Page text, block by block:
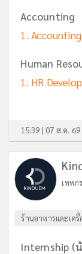
Accounting
Human
HR
15:39 | 07 ส.ค. 69
เทพก
ร้านอาหารและเครื่
Internship (